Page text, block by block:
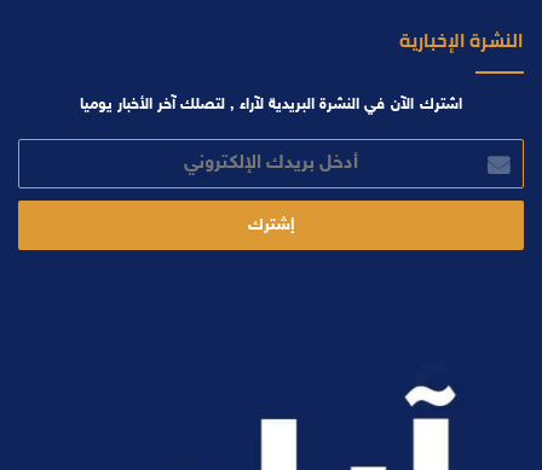
النشرة الإخبارية
اشترك الآن في النشرة البريدية لآراء , لتصلك آخر الأخبار يوميا
بريدك
الإلكتروني